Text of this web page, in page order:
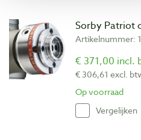
Sorby Patriot
Artikelnummer:
€ 371,00 incl.
€ 306,61 excl.
Op voorraad
Vergelijken